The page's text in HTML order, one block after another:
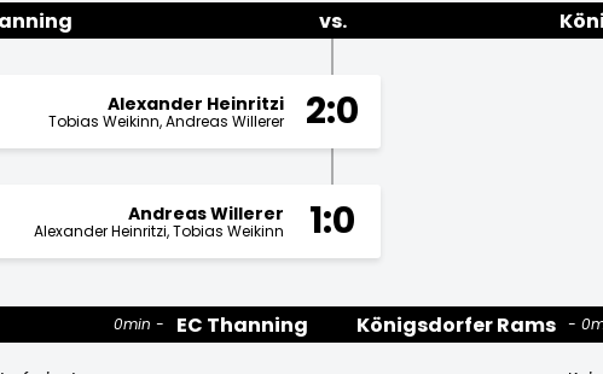
vs.
2:0
Alexander Heinritzi
Tobias Weikinn Andreas Willerer
1:0
Andreas Willerer
Alexander Heinritzi Tobias Weikinn
EC Thanning
0min Königsdorfer Rams